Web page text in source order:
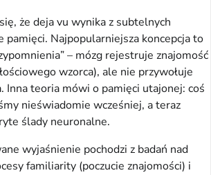
że deja vu wynika z subtelnych
pamięci. Najpopularniejsza koncepcja to
– mózg rejestruje znajomość
wzorca), ale nie przywołuje
Inna teoria mówi o pamięci utajonej: coś
nieświadomie wcześniej, a teraz
ślady neuronalne.
wyjaśnienie pochodzi z badań nad
familiarity (poczucie znajomości) i